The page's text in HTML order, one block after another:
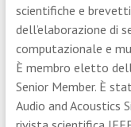
scientifiche e
dell’elaborazione di
computazionale e
È membro eletto
Senior Member. È
Audio and Acoustics